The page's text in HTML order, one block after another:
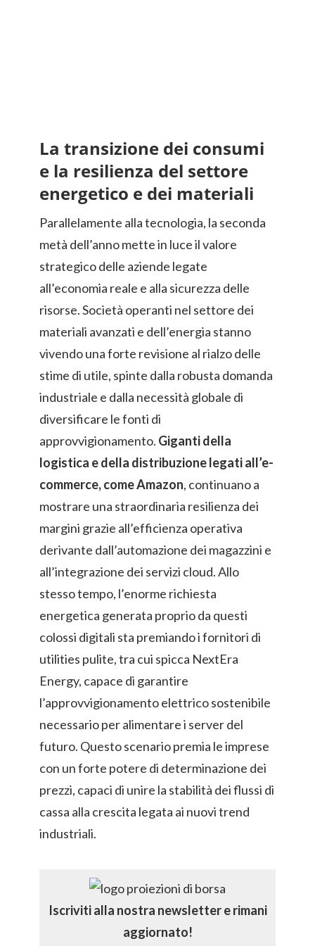
La transizione dei consumi
e la resilienza del settore
energetico e dei materiali
Parallelamente alla tecnologia, la seconda
metà dell’anno mette in luce il valore
strategico delle aziende legate
all’economia reale e alla sicurezza delle
risorse. Società operanti nel settore dei
materiali avanzati e dell’energia stanno
vivendo una forte revisione al rialzo delle
stime di utile, spinte dalla robusta domanda
industriale e dalla necessità globale di
diversificare le fonti di
approvvigionamento. Giganti della
logistica e della distribuzione legati all’e-
commerce, comeAmazon, continuano a
mostrare una straordinaria resilienza dei
margini grazie all’efficienza operativa
derivante dall’automazione dei magazzini e
all’integrazione dei servizi cloud. Allo
stesso tempo, l’enorme richiesta
energetica generata proprio da questi
colossi digitali sta premiando i fornitori di
utilities pulite, tra cui spicca NextEra
Energy, capace di garantire
l’approvvigionamento elettrico sostenibile
necessario per alimentare i server del
futuro. Questo scenario premia le imprese
con un forte potere di determinazione dei
prezzi, capaci di unire la stabilità dei flussi di
cassa alla crescita legata ai nuovi trend
industriali.
Iscriviti alla nostra newsletter e rimani
aggiornato!